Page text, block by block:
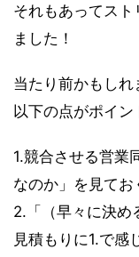
それもあってス
ました！
当たり前かもしれ
以下の点がポイン
1.競合させる営業
なのか」を見てお
2.「（早々に決め
見積もりに1.で感